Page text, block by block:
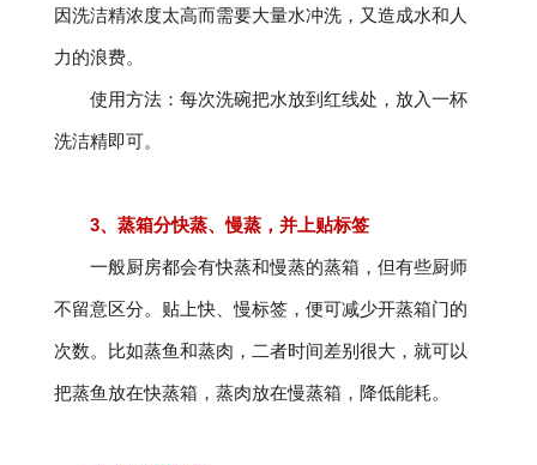
因洗洁精浓度太高而需要大量水冲洗，又造成水和人
力的浪费。
使用方法：每次洗碗把水放到红线处，放入一杯
洗洁精即可。
3、蒸箱分快蒸、慢蒸，并上贴标签
一般厨房都会有快蒸和慢蒸的蒸箱，但有些厨师
不留意区分。贴上快、慢标签，便可减少开蒸箱门的
次数。比如蒸鱼和蒸肉，二者时间差别很大，就可以
把蒸鱼放在快蒸箱，蒸肉放在慢蒸箱，降低能耗。